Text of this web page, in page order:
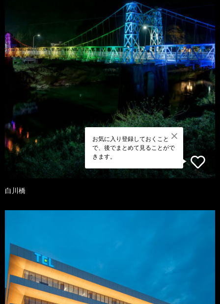
お気に入り登録しておくこと
で、後でまとめて見ることがで
きます。
白川橋